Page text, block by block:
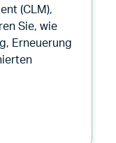
(CLM),
Sie, wie
Erneuerung
Sturm: wie man